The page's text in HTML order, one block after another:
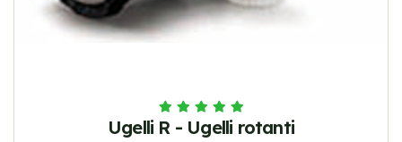
Ugelli R - Ugelli rotanti